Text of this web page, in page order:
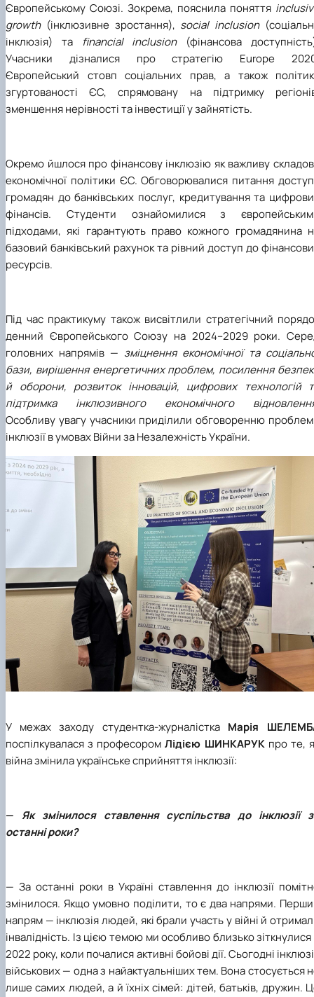
Європейському Союзі. Зокрема, пояснила поняття
growth(інклюзивне зростання), social inclusion
інклюзія) та
financial inclusion(фінансова
Учасники дізналися про стратегію Europe
Європейський стовп соціальних прав, а також
згуртованості ЄС, спрямовану на підтримку
зменшення нерівності та інвестиції у зайнятість.
Окремо йшлося про фінансову інклюзію як важливу
економічної політики ЄС. Обговорювалися питання
громадян до банківських послуг, кредитування та
фінансів. Студенти ознайомилися з
підходами, які гарантують право кожного громадянина
базовий банківський рахунок та рівний доступ до
ресурсів.
Під час практикуму також висвітлили стратегічний
денний Європейського Союзу на 2024–2029 роки.
головних напрямів — зміцнення економічної та
бази, вирішення енергетичних проблем, посилення
й оборони, розвиток інновацій, цифрових технологій
підтримка інклюзивного економічного
Особливу увагу учасники приділили обговоренню
інклюзії в умовах Війни за Незалежність України.
У межах заходу студентка-журналістка Марія
поспілкувалася з професоромЛідією ШИНКАРУКпро те,
війна змінила українське сприйняття інклюзії:
— Як змінилося ставлення суспільства до інклюзії
останні роки?
— За останні роки в Україні ставлення до інклюзії
змінилося. Якщо умовно поділити, то є два напрями.
напрям — інклюзія людей, які брали участь у війні й
інвалідність. Із цією темою ми особливо близько зіткнулися
2022 року, коли почалися активні бойові дії. Сьогодні
військових — одна з найактуальніших тем. Вона стосується
лише самих людей, а й їхніх сімей: дітей, батьків, дружин.